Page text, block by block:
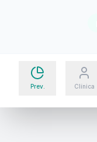
Prev. Clínica